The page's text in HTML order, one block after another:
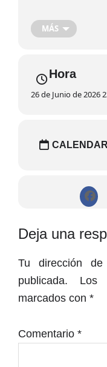
Entrada libre
MÁS
Hora
26 de Junio de 2026
con
los
lectores
Deja una
Tu dirección
publicada.
Los
marcados con *
Comentario *